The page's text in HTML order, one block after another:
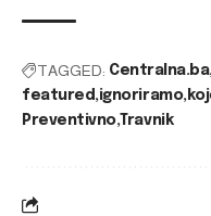
TAGGED: Centralna.ba
featured ignoriramo
Preventivno Travnik